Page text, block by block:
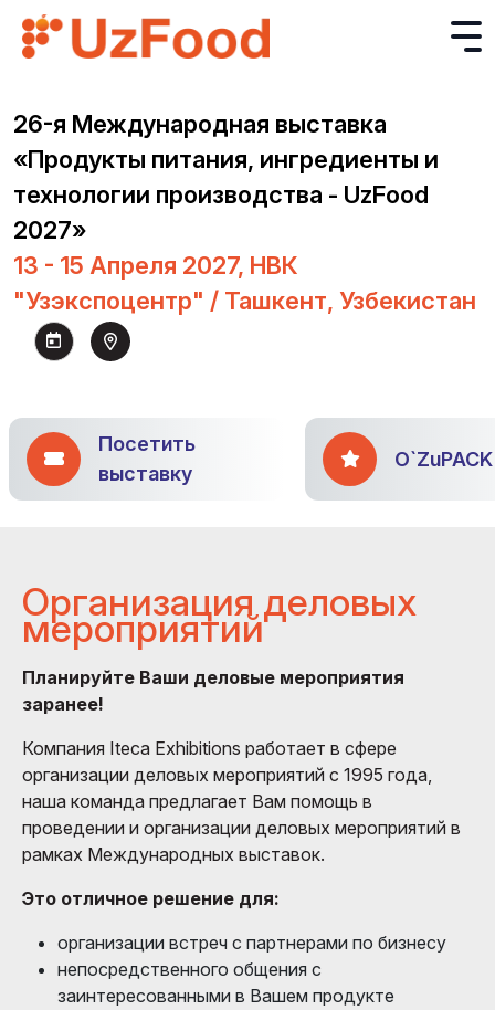
26-я Международная выставка
«Продукты питания, ингредиенты и
технологии производства - UzFood
2027»
13 - 15 Апреля 2027, НВК
"Узэкспоцентр" / Ташкент, Узбекистан
Посетить
выставку
O`ZuPACK
Организация деловых
мероприятий
Планируйте Ваши деловые мероприятия
заранее!
Компания Iteca Exhibitions работает в сфере
организации деловых мероприятий с 1995 года,
наша команда предлагает Вам помощь в
проведении и организации деловых мероприятий в
рамках Международных выставок.
Это отличное решение для:
организации встреч с партнерами по бизнесу
непосредственного общения с
заинтересованными в Вашем продукте